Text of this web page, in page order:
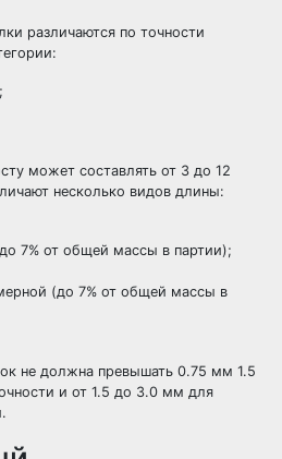
различаются по точности
может составлять от 3 до 12
несколько видов длины:
7% от общей массы в партии);
(до 7% от общей массы в
не должна превышать 0.75 мм 1.5
и от 1.5 до 3.0 мм для